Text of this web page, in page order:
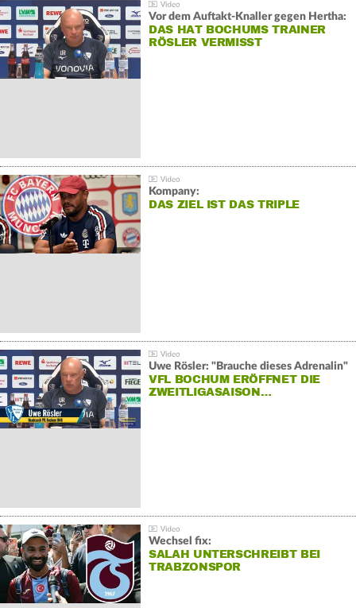
Vor dem Auftakt-Knaller gegen Hertha:
DAS HAT BOCHUMS TRAINER
RÖSLER VERMISST
Kompany:
DAS ZIEL IST DAS TRIPLE
Uwe Rösler: "Brauche dieses Adrenalin"
VFL BOCHUM ERÖFFNET DIE
ZWEITLIGASAISON…
Wechsel fix:
SALAH UNTERSCHREIBT BEI
TRABZONSPOR